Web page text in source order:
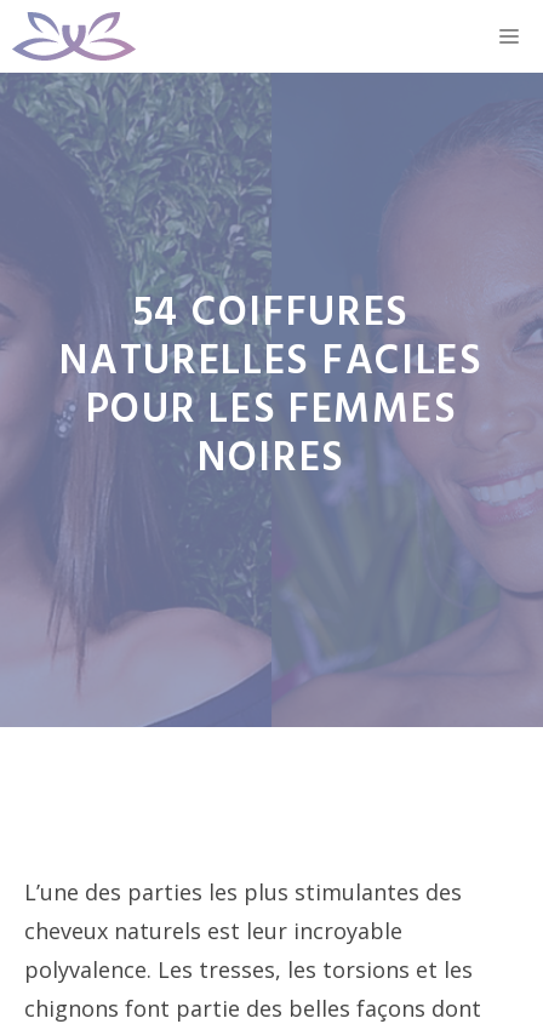
Aller
au
contenu
54 COIFFURES
NATURELLES FACILES
POUR LES FEMMES
NOIRES
L’une des parties les plus stimulantes des
cheveux naturels est leur incroyable
polyvalence. Les tresses, les torsions et les
chignons font partie des belles façons dont